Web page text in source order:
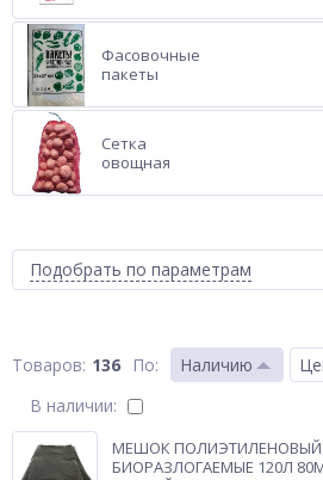
Фасовочные
пакеты
Сетка
овощная
Подобрать по параметрам
136 По: Наличию
В наличии:
МЕШОК
БИОРАЗЛОГАЕМЫЕ 120Л